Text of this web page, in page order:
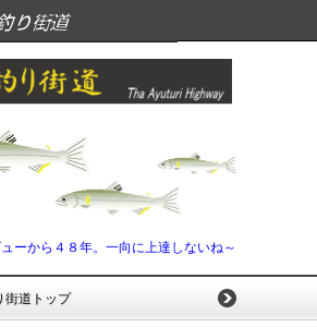
ーから４８年。一向に上達しないね～
街道トップ